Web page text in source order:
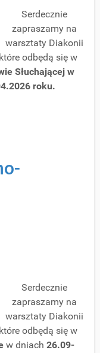
Serdecznie
zapraszamy na
warsztaty Diakonii
odbędą się w
Słuchającej w
roku.
Serdecznie
zapraszamy na
warsztaty Diakonii
odbędą się w
w dniach 26.09-